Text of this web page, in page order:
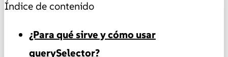
Índice de contenido
¿Para qué sirve y cómo usar
querySelector?